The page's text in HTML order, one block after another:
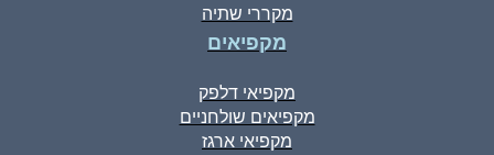
מקררי שתיה
מקפיאים
מקפיאי דלפק
מקפיאים שולחניים
מקפיאי ארגז